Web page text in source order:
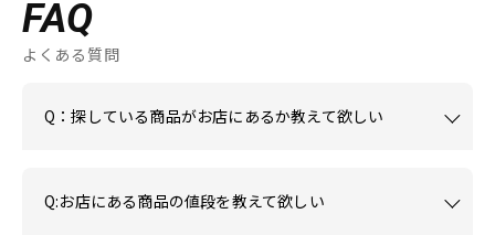
FAQ
よくある質問
Q：探している商品がお店にあるか教えて欲しい
Q:お店にある商品の値段を教えて欲しい